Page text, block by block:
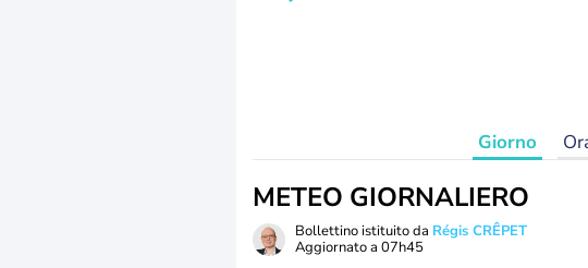
Giorno
METEO GIORNALIERO
Bollettino istituito da Régis CRÊPET
Aggiornato a 07h45